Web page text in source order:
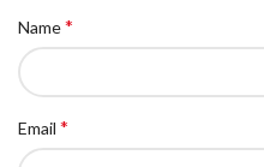
Name*
Email *